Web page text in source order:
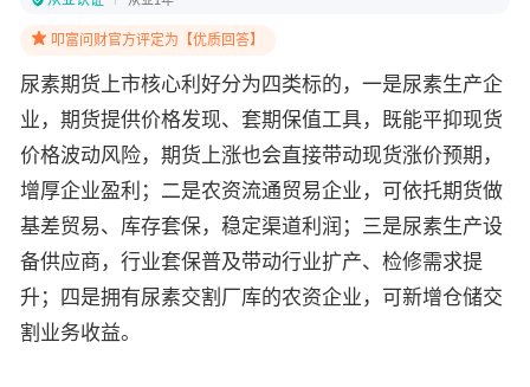
叩富问财官方评定为【优质回答】
尿素期货上市核心利好分为四类标的，一是尿素生产企
业，期货提供价格发现、套期保值工具，既能平抑现货
价格波动风险，期货上涨也会直接带动现货涨价预期，
增厚企业盈利；二是农资流通贸易企业，可依托期货做
基差贸易、库存套保，稳定渠道利润；三是尿素生产设
备供应商，行业套保普及带动行业扩产、检修需求提
升；四是拥有尿素交割厂库的农资企业，可新增仓储交
割业务收益。